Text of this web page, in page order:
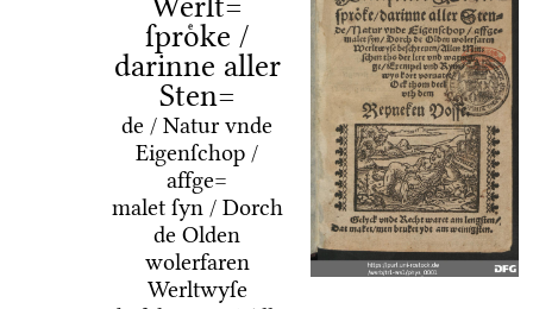
ſproͤke /
darinne aller
Sten=
de / Natur vnde
Eigenſchop /
affge=
malet ſyn / Dorch
de Olden
wolerfaren
Werltwyſe